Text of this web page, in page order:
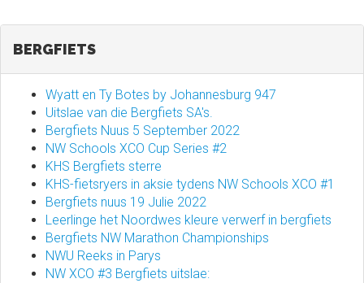
BERGFIETS
Wyatt en Ty Botes by Johannesburg 947
Uitslae van die Bergfiets SA's.
Bergfiets Nuus 5 September 2022
NW Schools XCO Cup Series #2
KHS Bergfiets sterre
KHS-fietsryers in aksie tydens NW Schools XCO #1
Bergfiets nuus 19 Julie 2022
Leerlinge het Noordwes kleure verwerf in bergfiets
Bergfiets NW Marathon Championships
NWU Reeks in Parys
NW XCO #3 Bergfiets uitslae: